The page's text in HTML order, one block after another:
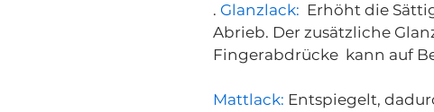
. Glanzlack: Erhöht die
Abrieb. Der zusätzliche
Fingerabdrücke kann auf
Mattlack: Entspiegelt,